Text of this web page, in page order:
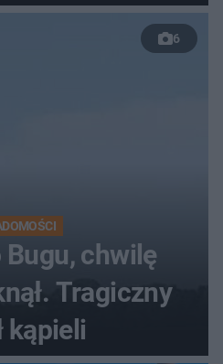
%!"
6
Bugu, chwilę
Tragiczny
kąpieli